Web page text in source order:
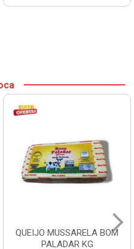
QUEIJO MUSSARELA BOM
PALADAR KG